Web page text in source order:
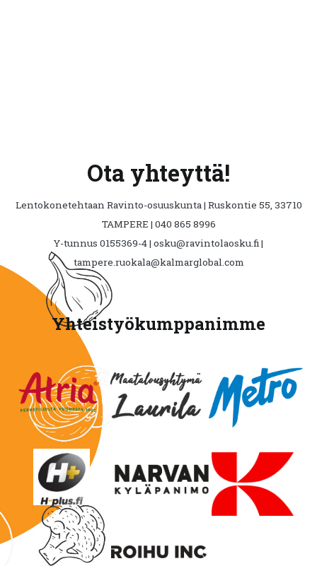
Ota yhteyttä!
Lentokonetehtaan Ravinto-osuuskunta | Ruskontie 55, 33710
TAMPERE | 040 865 8996
Y-tunnus 0155369-4 | osku@ravintolaosku.fi |
tampere.ruokala@kalmarglobal.com
Yhteistyökumppanimme